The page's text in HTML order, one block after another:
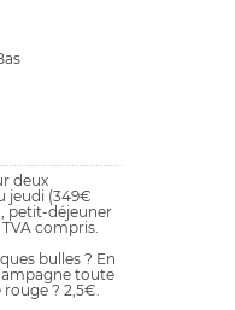
deux
jeudi (349€
petit-déjeuner
compris.
bulles ? En
toute
? 2,5€.